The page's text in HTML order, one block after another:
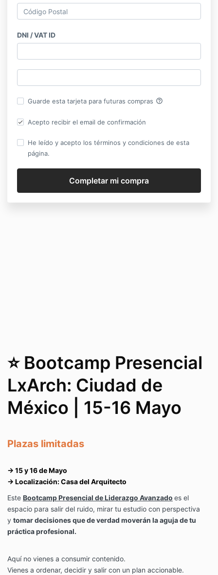
DNI / VAT ID
Guarde esta tarjeta para futuras compras help_outline
Acepto recibir el email de confirmación
He leído y acepto los términos y condiciones de esta
página.
⭐ Bootcamp Presencial
LxArch: Ciudad de
México | 15-16 Mayo
Plazas limitadas
→ 15 y 16 de Mayo
→ Localización: Casa del Arquitecto
Este Bootcamp Presencial de Liderazgo Avanzado es el
espacio para salir del ruido, mirar tu estudio con perspectiva
y tomar decisiones que de verdad moverán la aguja de tu
práctica profesional.
Aquí no vienes a consumir contenido.
Vienes a ordenar, decidir y salir con un plan accionable.